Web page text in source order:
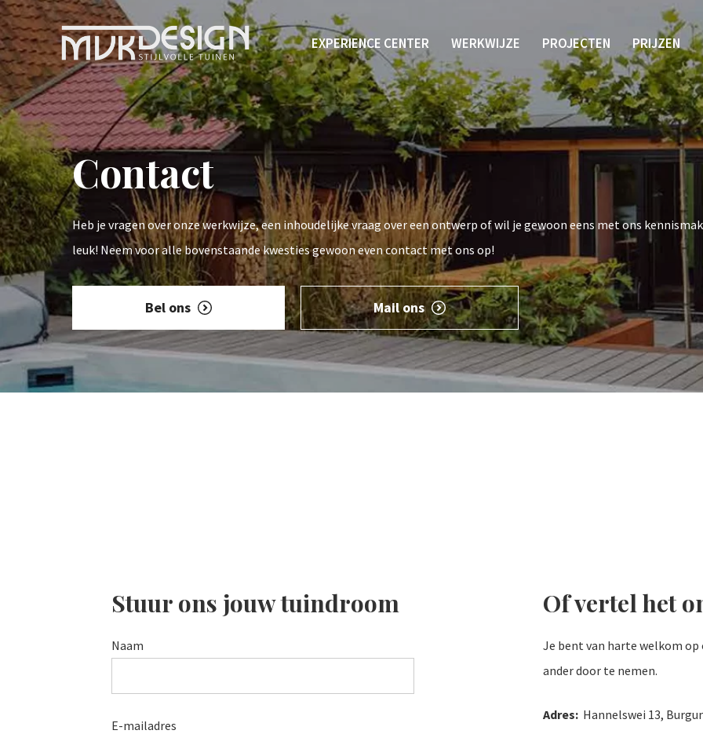
Ga
naar
de
inhoud
EXPERIENCE CENTER WERKWIJZE PROJECTEN PRIJZEN
Contact
Heb je vragen over onze werkwijze, een inhoudelijke vraag over een ontwerp of wil je gewoon eens met ons
leuk! Neem voor alle bovenstaande kwesties gewoon even contact met ons op!
Bel ons Mail ons
Stuur ons jouw tuindroom
Naam
E-mailadres
Of vertel het
Je bent van harte welkom
ander door te nemen.
Adres: Hannelswei 13,